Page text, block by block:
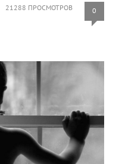
21288 ПРОСМОТРОВ 0